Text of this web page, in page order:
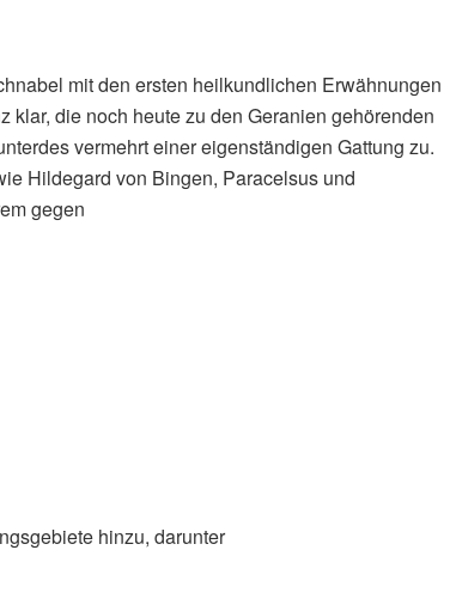
mit den ersten heilkundlichen Erwähnungen
klar, die noch heute zu den Geranien gehörenden
vermehrt einer eigenständigen Gattung zu.
Hildegard von Bingen, Paracelsus und
gegen
hinzu, darunter